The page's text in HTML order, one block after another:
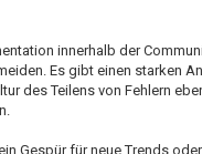
innerhalb der
Es gibt einen starken
des Teilens von Fehlern
Gespür für neue Trends